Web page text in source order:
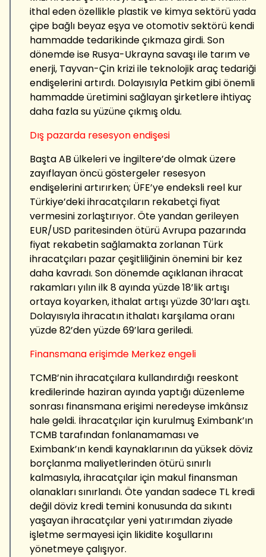
ithal eden özellikle plastik ve kimya sektörü yada
çipe bağlı beyaz eşya ve otomotiv sektörü kendi
hammadde tedarikinde çıkmaza girdi. Son
dönemde ise Rusya-Ukrayna savaşı ile tarım ve
enerji, Tayvan-Çin krizi ile teknolojik araç tedariği
endişelerini artırdı. Dolayısıyla Petkim gibi önemli
hammadde üretimini sağlayan şirketlere ihtiyaç
daha fazla su yüzüne çıkmış oldu.
Dış pazarda resesyon endişesi
Başta AB ülkeleri ve İngiltere’de olmak üzere
zayıflayan öncü göstergeler resesyon
endişelerini artırırken; ÜFE’ye endeksli reel kur
Türkiye’deki ihracatçıların rekabetçi fiyat
vermesini zorlaştırıyor. Öte yandan gerileyen
EUR/USD paritesinden ötürü Avrupa pazarında
fiyat rekabetin sağlamakta zorlanan Türk
ihracatçıları pazar çeşitliliğinin önemini bir kez
daha kavradı. Son dönemde açıklanan ihracat
rakamları yılın ilk 8 ayında yüzde 18’lik artışı
ortaya koyarken, ithalat artışı yüzde 30’ları aştı.
Dolayısıyla ihracatın ithalatı karşılama oranı
yüzde 82’den yüzde 69’lara geriledi.
Finansmana erişimde Merkez engeli
TCMB’nin ihracatçılara kullandırdığı reeskont
kredilerinde haziran ayında yaptığı düzenleme
sonrası finansmana erişimi neredeyse imkânsız
hale geldi. İhracatçılar için kurulmuş Eximbank’ın
TCMB tarafından fonlanamaması ve
Eximbank’ın kendi kaynaklarının da yüksek döviz
borçlanma maliyetlerinden ötürü sınırlı
kalmasıyla, ihracatçılar için makul finansman
olanakları sınırlandı. Öte yandan sadece TL kredi
değil döviz kredi temini konusunda da sıkıntı
yaşayan ihracatçılar yeni yatırımdan ziyade
işletme sermayesi için likidite koşullarını
yönetmeye çalışıyor.